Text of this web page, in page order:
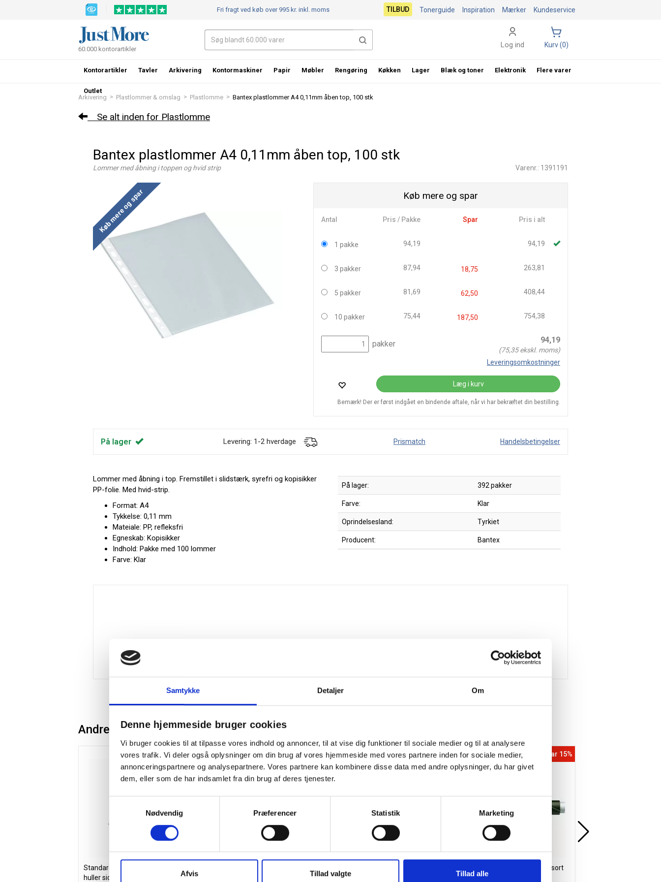
Samtykke Detaljer Om
Denne hjemmeside bruger cookies
Vi bruger cookies til at tilpasse vores indhold og annoncer, til at vise dig funktioner til sociale medier og til at analysere
vores trafik. Vi deler også oplysninger om din brug af vores hjemmeside med vores partnere inden for sociale medier,
annonceringspartnere og analysepartnere. Vores partnere kan kombinere disse data med andre oplysninger, du har givet
dem, eller som de har indsamlet fra din brug af deres tjenester.
Nødvendig
Præferencer Statistik Marketing
Afvis Tillad valgte Tillad alle
Arkivering > Plastlommer & omslag > Plastlomme > Bantex plastlommer A4 0,11mm åben top, 100 stk
Se alt inden for Plastlomme
Bantex plastlommer A4 0,11mm åben top, 100 stk
Lommer med åbning i toppen og hvid strip Varenr.: 1391191
Køb mere og spar Køb mere og spar
Antal Pris / Pakke Spar Pris i alt
1 pakke 94,19 94,19
3 pakker 87,94 18,75 263,81
5 pakker 81,69 62,50 408,44
10 pakker 75,44 187,50 754,38
pakker 94,19
(75,35ekskl. moms)
Leveringsomkostninger
Læg i kurv
Bemærk! Der er først indgået en bindende aftale, når vi har bekræftet din bestilling.
På lager Levering: 1-2 hverdage Prismatch Handelsbetingelser
Lommer med åbning i top. Fremstillet i slidstærk, syrefri og kopisikker
PP-folie. Med hvid-strip.
Format: A4
Tykkelse: 0,11 mm
Mateiale: PP, refleksfri
Egneskab: Kopisikker
Indhold: Pakke med 100 lommer
Farve: Klar
På lager: 392 pakker
Farve: Klar
Oprindelsesland: Tyrkiet
Producent: Bantex
Andre kunder købte også
Spar 20%
Standardblok A5 kvadreret med 2
huller sidelimet
Spar 15% Spar 15% Spar 15%
Penol marker 1000 3-16mm sort
Fri fragt ved køb over 995 kr.inkl. moms Kundeservice
Mærker
Inspiration
Tonerguide
TILBUD
60.000 kontorartikler Log ind Kurv (0)
Kontorartikler Tavler Arkivering Kontormaskiner Papir Møbler Rengøring Køkken Lager Blæk og toner Elektronik Flere varer
Outlet